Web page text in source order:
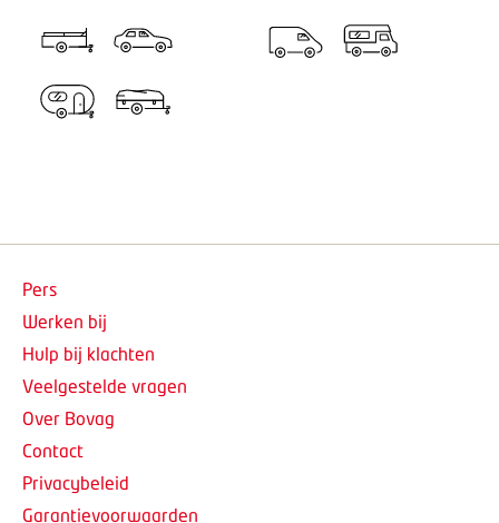
Pers
Werken bij
Hulp bij klachten
Veelgestelde vragen
Over Bovag
Contact
Privacybeleid
Garantievoorwaarden